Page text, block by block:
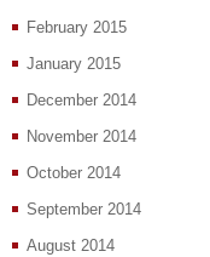
February 2015
January 2015
December 2014
November 2014
October 2014
September 2014
August 2014